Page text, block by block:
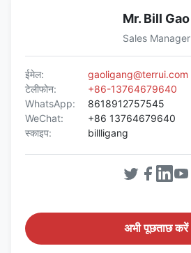
Mr. Bill Gao
Sales Manager
ईमेल:
gaoligang@terrui.com
टेलीफोन:
+86-13764679640
WhatsApp:
8618912757545
WeChat:
+86 13764679640
स्काइप:
billligang
अभी पूछताछ करें